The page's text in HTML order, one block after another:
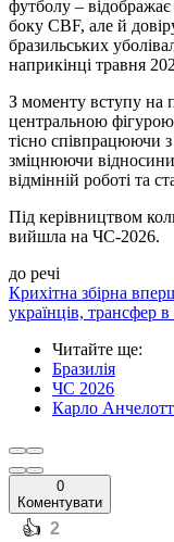
футболу –
боку CBF, але й
бразильських
наприкінці травня
З моменту вступу на
центральною фігурою
тісно співпрацюючи
зміцнюючи
відмінній роботі та
Під керівництвом
вийшла на ЧС-2026.
до речі
Крихітна збірна
українців, трансфер
Читайте ще:
Бразилія
ЧС 2026
Карло
0
Коментувати
️👍 2